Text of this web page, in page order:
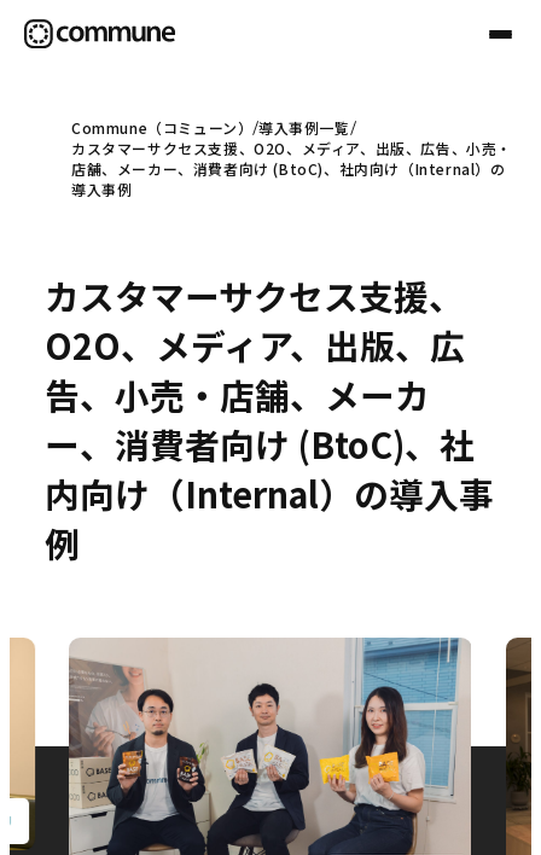
Communeについて
事例
セミナー
お役立ち情報
Commune（コミューン）
導入事例一覧
カスタマーサクセス支援、O2O、メディア、出版、広告、小売・
店舗、メーカー、消費者向け (BtoC)、社内向け（Internal）の
導入事例
カスタマーサクセス支援、
O2O、メディア、出版、広
告、小売・店舗、メーカ
ー、消費者向け (BtoC)、社
内向け（Internal）の導入事
例